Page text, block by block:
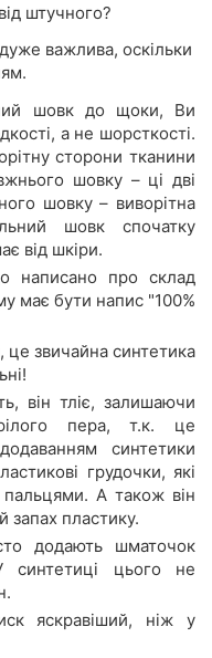
штучного?
важлива, оскільки
шовк до щоки, Ви
а не шорсткості.
сторони тканини
шовку – ці дві
шовку – виворітна
шовк спочатку
від шкіри.
написано про склад
має бути напис "100%
звичайна синтетика
він тліє, залишаючи
пера, т.к. це
синтетики
грудочки, які
А також він
запах пластику.
додають шматочок
синтетиці цього не
яскравіший, ніж у